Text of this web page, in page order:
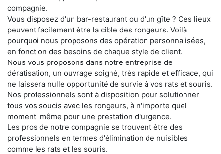
compagnie.
Vous disposez d'un bar-restaurant ou d'un gîte ? Ces lieux
peuvent facilement être la cible des rongeurs. Voilà
pourquoi nous proposons des opération personnalisées,
en fonction des besoins de chaque style de client.
Nous vous proposons dans notre entreprise de
dératisation, un ouvrage soigné, très rapide et efficace, qui
ne laissera nulle opportunité de survie à vos rats et souris.
Nos professionnels sont à disposition pour solutionner
tous vos soucis avec les rongeurs, à n'importe quel
moment, même pour une prestation d'urgence.
Les pros de notre compagnie se trouvent être des
professionnels en termes d'élimination de nuisibles
comme les rats et les souris.